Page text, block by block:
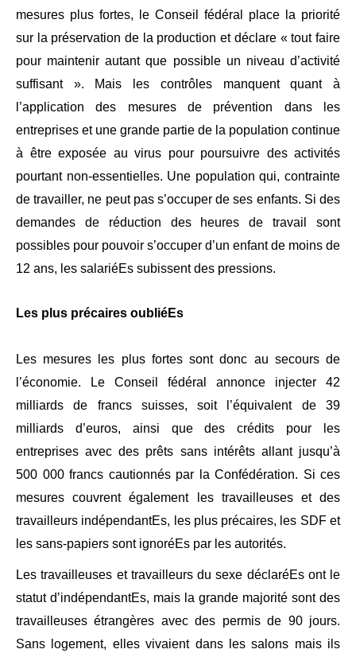
mesures plus fortes, le Conseil fédéral place la priorité
sur la préservation de la production et déclare « tout faire
pour maintenir autant que possible un niveau d’activité
suffisant ». Mais les contrôles manquent quant à
l’application des mesures de prévention dans les
entreprises et une grande partie de la population continue
à être exposée au virus pour poursuivre des activités
pourtant non-essentielles. Une population qui, contrainte
de travailler, ne peut pas s’occuper de ses enfants. Si des
demandes de réduction des heures de travail sont
possibles pour pouvoir s’occuper d’un enfant de moins de
12 ans, les salariéEs subissent des pressions.
Les plus précaires oubliéEs
Les mesures les plus fortes sont donc au secours de
l’économie. Le Conseil fédéral annonce injecter 42
milliards de francs suisses, soit l’équivalent de 39
milliards d’euros, ainsi que des crédits pour les
entreprises avec des prêts sans intérêts allant jusqu’à
500 000 francs cautionnés par la Confédération. Si ces
mesures couvrent également les travailleuses et des
travailleurs indépendantEs, les plus précaires, les SDF et
les sans-papiers sont ignoréEs par les autorités.
Les travailleuses et travailleurs du sexe déclaréEs ont le
statut d’indépendantEs, mais la grande majorité sont des
travailleuses étrangères avec des permis de 90 jours.
Sans logement, elles vivaient dans les salons mais ils